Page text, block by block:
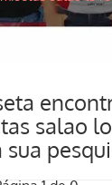
salao